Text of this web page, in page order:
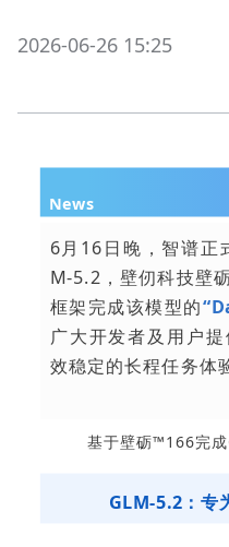
2026-06-26 15:25
News
6月16日晚，智谱正
M-5.2，壁仞科技壁
框架完成该模型的
广大开发者及用户
效稳定的长程任务体
基于壁砺™166完
GLM-5.2：专